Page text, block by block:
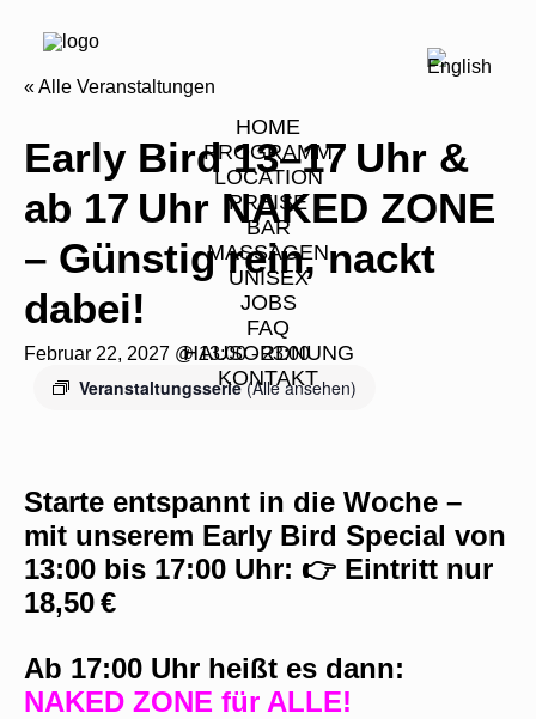
HOME
PROGRAMM
LOCATION
PREISE
BAR
MASSAGEN
UNISEX
JOBS
FAQ
HAUSORDNUNG
KONTAKT
« Alle Veranstaltungen
Early Bird 13–17 Uhr &
ab 17 Uhr NAKED ZONE
– Günstig rein, nackt
dabei!
Februar 22, 2027 @ 13:00- 23:00
Veranstaltungsserie(Alle ansehen)
Starte entspannt in die Woche –
mit unserem Early Bird Special von
13:00 bis 17:00 Uhr: 👉 Eintritt nur
18,50 €
Ab 17:00 Uhr heißt es dann:
NAKED ZONE für ALLE!